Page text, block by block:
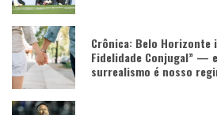
Crônica: Belo Horizonte
Fidelidade Conjugal” —
surrealismo é nosso